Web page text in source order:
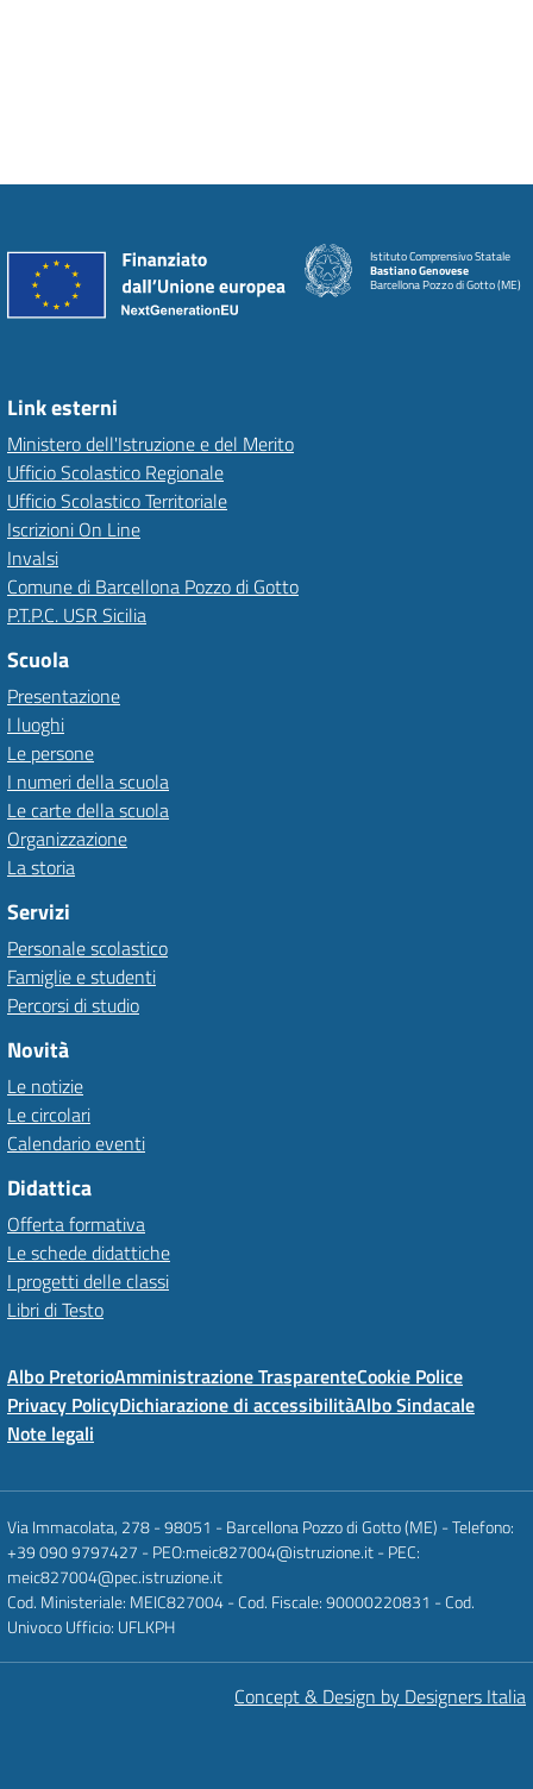
Istituto Comprensivo Statale
Bastiano Genovese
Barcellona Pozzo di Gotto (ME)
Link esterni
Ministero dell'Istruzione e del Merito
Ufficio Scolastico Regionale
Ufficio Scolastico Territoriale
Iscrizioni On Line
Invalsi
Comune di Barcellona Pozzo di Gotto
P.T.P.C. USR Sicilia
Scuola
Presentazione
I luoghi
Le persone
I numeri della scuola
Le carte della scuola
Organizzazione
La storia
Servizi
Personale scolastico
Famiglie e studenti
Percorsi di studio
Novità
Le notizie
Le circolari
Calendario eventi
Didattica
Offerta formativa
Le schede didattiche
I progetti delle classi
Libri di Testo
Albo PretorioAmministrazione TrasparenteCookie Police
Privacy PolicyDichiarazione di accessibilitàAlbo Sindacale
Note legali
Via Immacolata, 278 - 98051 - Barcellona Pozzo di Gotto (ME) - Telefono:
+39 090 9797427 - PEO:meic827004@istruzione.it - PEC:
meic827004@pec.istruzione.it
Cod. Ministeriale: MEIC827004 - Cod. Fiscale: 90000220831 - Cod.
Univoco Ufficio: UFLKPH
Concept & Design by Designers Italia